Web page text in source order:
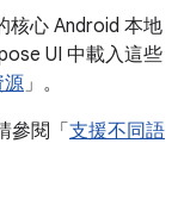
核心 Android 本地
UI 中載入這些
源」。
參閱「 支援不同語